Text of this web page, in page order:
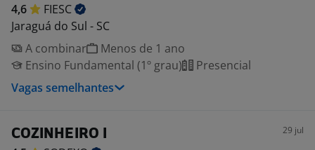
4,6
FIESC
Jaraguá do Sul - SC
A combinar
Menos de 1 ano
Ensino Fundamental (1º grau)
Presencial
Vagas semelhantes
COZINHEIRO I 29 jul